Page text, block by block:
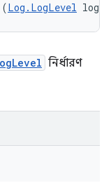
(Log.LogLevel
নির্ধারণ